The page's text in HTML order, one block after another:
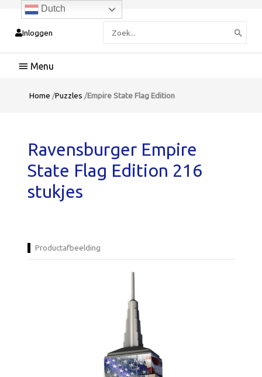
Inloggen
naar:
Hoofdmenu
Home /Puzzles /Empire State Flag Edition
Ravensburger Empire
State Flag Edition 216
stukjes
Productafbeelding
Dutch